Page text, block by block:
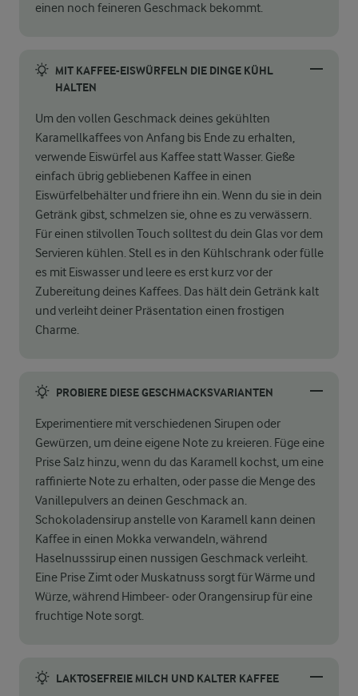
einen noch feineren Geschmack bekommt.
MIT KAFFEE-EISWÜRFELN DIE DINGE KÜHL
HALTEN
Um den vollen Geschmack deines gekühlten
Karamellkaffees von Anfang bis Ende zu erhalten,
verwende Eiswürfel aus Kaffee statt Wasser. Gieße
einfach übrig gebliebenen Kaffee in einen
Eiswürfelbehälter und friere ihn ein. Wenn du sie in dein
Getränk gibst, schmelzen sie, ohne es zu verwässern.
Für einen stilvollen Touch solltest du dein Glas vor dem
Servieren kühlen. Stell es in den Kühlschrank oder fülle
es mit Eiswasser und leere es erst kurz vor der
Zubereitung deines Kaffees. Das hält dein Getränk kalt
und verleiht deiner Präsentation einen frostigen
Charme.
PROBIERE DIESE GESCHMACKSVARIANTEN
Experimentiere mit verschiedenen Sirupen oder
Gewürzen, um deine eigene Note zu kreieren. Füge eine
Prise Salz hinzu, wenn du das Karamell kochst, um eine
raffinierte Note zu erhalten, oder passe die Menge des
Vanillepulvers an deinen Geschmack an.
Schokoladensirup anstelle von Karamell kann deinen
Kaffee in einen Mokka verwandeln, während
Haselnusssirup einen nussigen Geschmack verleiht.
Eine Prise Zimt oder Muskatnuss sorgt für Wärme und
Würze, während Himbeer- oder Orangensirup für eine
fruchtige Note sorgt.
LAKTOSEFREIE MILCH UND KALTER KAFFEE